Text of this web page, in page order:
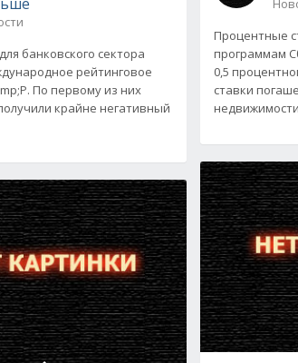
банковского сектора
рейтинговое
По первому из них
крайне негативный
Процентные
программам
0,5
ставки